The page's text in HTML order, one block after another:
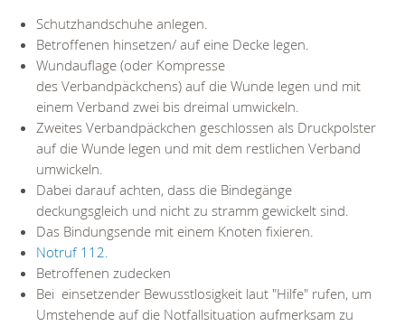
Schutzhandschuhe anlegen.
Betroffenen hinsetzen/ auf eine Decke legen.
Wundauflage (oder Kompresse
des Verbandpäckchens) auf die Wunde legen und mit
einem Verband zwei bis dreimal umwickeln.
Zweites Verbandpäckchen geschlossen als Druckpolster
auf die Wunde legen und mit dem restlichen Verband
umwickeln.
Dabei darauf achten, dass die Bindegänge
deckungsgleich und nicht zu stramm gewickelt sind.
Das Bindungsende mit einem Knoten fixieren.
Notruf 112.
Betroffenen zudecken
Bei einsetzender Bewusstlosigkeit laut "Hilfe" rufen, um
Umstehende auf die Notfallsituation aufmerksam zu